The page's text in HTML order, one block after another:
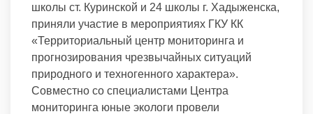
школы ст. Куринской и 24 школы г. Хадыженска,
приняли участие в мероприятиях ГКУ КК
«Территориальный центр мониторинга и
прогнозирования чрезвычайных ситуаций
природного и техногенного характера».
Совместно со специалистами Центра
мониторинга юные экологи провели